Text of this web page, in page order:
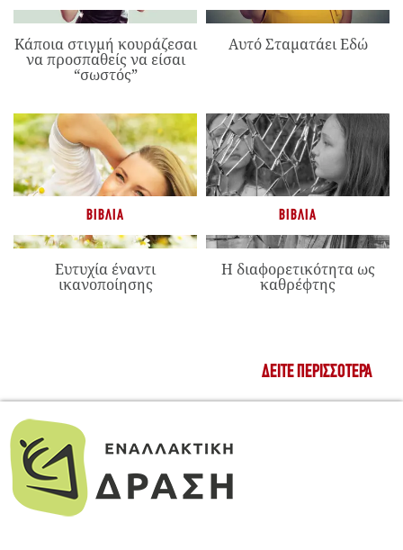
Κάποια στιγμή κουράζεσαι
να προσπαθείς να είσαι
“σωστός”
Αυτό Σταματάει Εδώ
ΒΙΒΛΊΑ
Ευτυχία έναντι
ικανοποίησης
ΒΙΒΛΊΑ
Η διαφορετικότητα ως
καθρέφτης
ΔΕΊΤΕ ΠΕΡΙΣΣΌΤΕΡΑ